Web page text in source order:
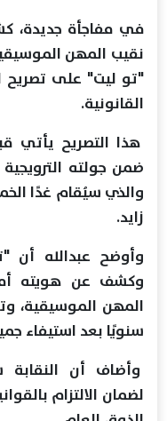
في مفاجأة جديدة،
نقيب المهن
"تو ليت" على تصريح
القانونية.
هذا التصريح يأتي
ضمن جولته الترويجية
والذي سيُقام غدًا
زايد.
وأوضح عبدالله أن
وكشف عن هويته
المهن الموسيقية،
سنويًا بعد استيفاء
وأضاف أن
لضمان الالتزام